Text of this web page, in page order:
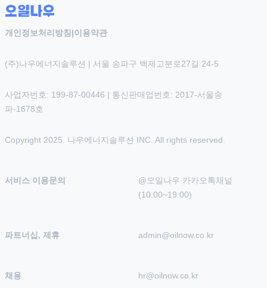
개인정보처리방침 |이용약관
(주)나우에너지솔루션 | 서울 송파구 백제고분로27길 24-5
사업자번호: 199-87-00446 | 통신판매업번호: 2017-서울송
파-1678호
Copyright 2025. 나우에너지솔루션 INC. All rights reserved.
서비스 이용문의
@오일나우 카카오톡채널
(10:00~19:00)
파트너십, 제휴 admin@oilnow.co.kr
채용 hr@oilnow.co.kr